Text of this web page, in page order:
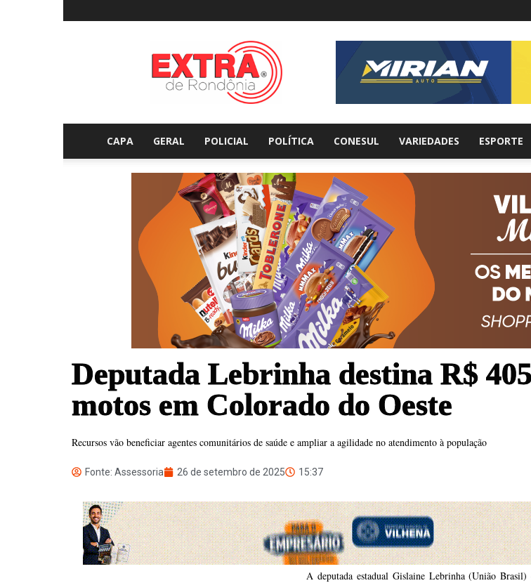
Extraderondonia.com.br
CAPA GERAL POLICIAL POLÍTICA CONESUL VARIEDADES ESPORTE
Deputada Lebrinha destina R$
motos em Colorado do Oeste
Recursos vão beneficiar agentes comunitários de saúde e ampliar a agilidade no atendimento à população
Fonte: Assessoria 26 de setembro de 2025 15:37
A deputada estadual Gislaine Lebrinha (União Brasil)